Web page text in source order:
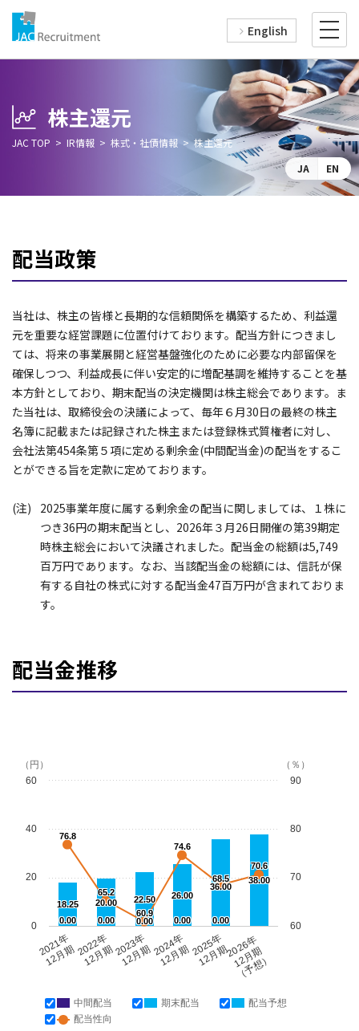
株主還元
JAC TOP IR情報 株式・社債情報
株主還元
JA
EN
配当政策
当社は、株主の皆様と長期的な信頼関係を構築するため、利益還
元を重要な経営課題に位置付けております。配当方針につきまし
ては、将来の事業展開と経営基盤強化のために必要な内部留保を
確保しつつ、利益成長に伴い安定的に増配基調を維持することを基
本方針としており、期末配当の決定機関は株主総会であります。ま
た当社は、取締役会の決議によって、毎年６月30日の最終の株主
名簿に記載または記録された株主または登録株式質権者に対し、
会社法第454条第５項に定める剰余金(中間配当金)の配当をするこ
とができる旨を定款に定めております。
2025事業年度に属する剰余金の配当に関しましては、１株に
つき36円の期末配当とし、2026年３月26日開催の第39期定
時株主総会において決議されました。配当金の総額は5,749
百万円であります。なお、当該配当金の総額には、信託が保
有する自社の株式に対する配当金47百万円が含まれておりま
す。
配当金推移
中間配当 期末配当
配当予想
配当性向
2021年
12月期2022年
12月期2023年
12月期2024年
12月期2025年
12月期2026年
12月期
（予想）
0
20
40
60
（円）
60
70
80
90
（％）
0.00 0.00 0.00 0.00 0.00
18.25 20.00 22.50 26.00
36.00
38.00
76.8
65.2
60.9
74.6
68.5
70.6
English